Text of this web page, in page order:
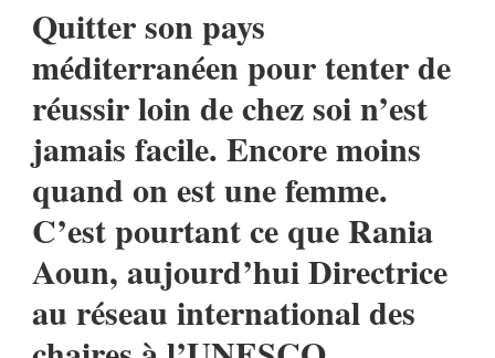
À
MONTRÉAL
Quitter son pays
méditerranéen pour tenter de
réussir loin de chez soi n’est
jamais facile. Encore moins
quand on est une femme.
C’est pourtant ce que Rania
Aoun, aujourd’hui Directrice
au réseau international des